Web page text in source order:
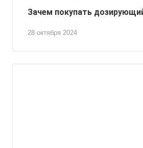
28 октября 2024
Зачем покупать